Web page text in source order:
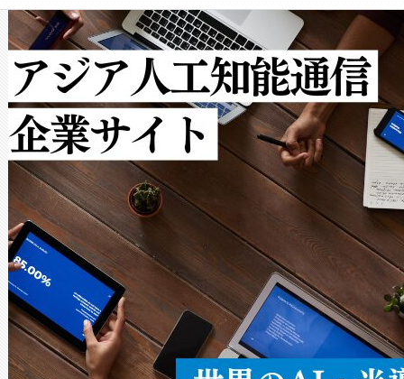
クルの各段階のデータを監視
[…]
で向上し、最大検知距離は
ットだけで最大1キロメート
ルの変電所周囲を監視でき、
作業と点群処理を簡素化でき
Avia 2は、2種類のFOVオプシ
× 80°のノーマルモード、長
ードを切り替えて使用するこ
ることなく、単一のデバイス
うにします。遠距離まで届く
密度なスキャ […]